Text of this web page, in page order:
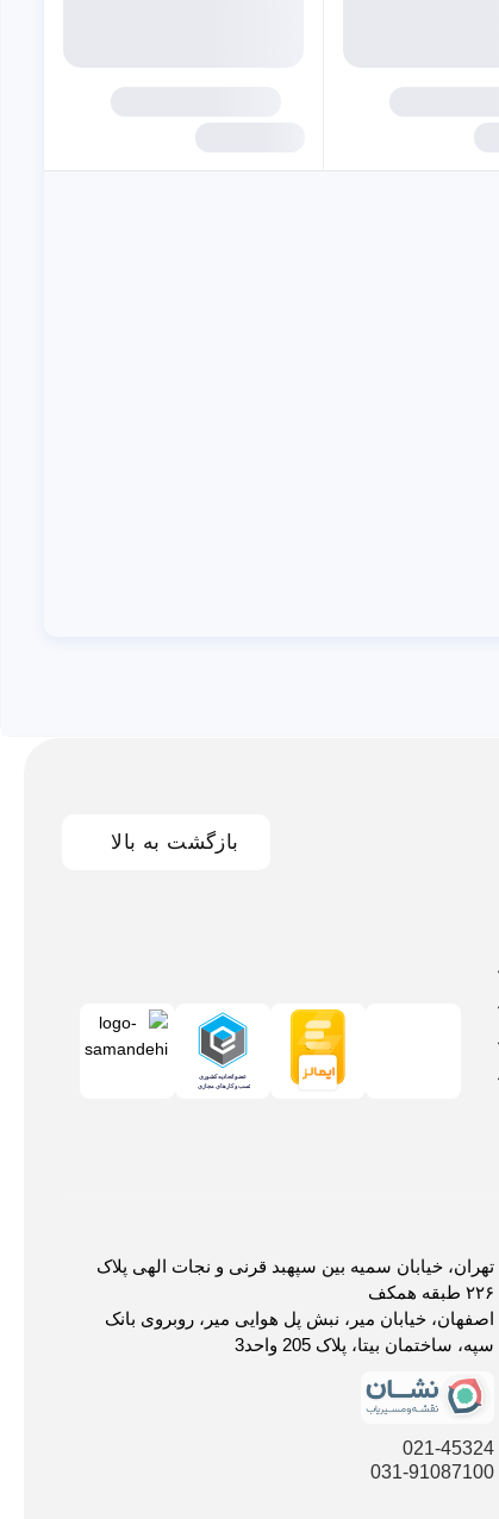
بازگشت به بالا
تهران، خیابان سمیه بین سپهبد قرنی و نجات الهی پلاک
۲۲۶ طبقه همکف
اصفهان، خیابان میر، نبش پل هوایی میر، روبروی بانک
سپه، ساختمان بیتا، پلاک 205 واحد3
021-45324
031-91087100